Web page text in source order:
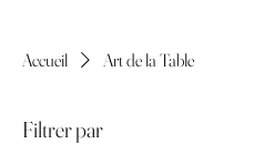
Accueil Art de la Table
Filtrer par